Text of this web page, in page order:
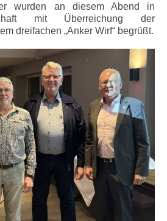
wurden an diesem Abend in
mit Überreichung der
dreifachen „Anker Wirf“ begrüßt.